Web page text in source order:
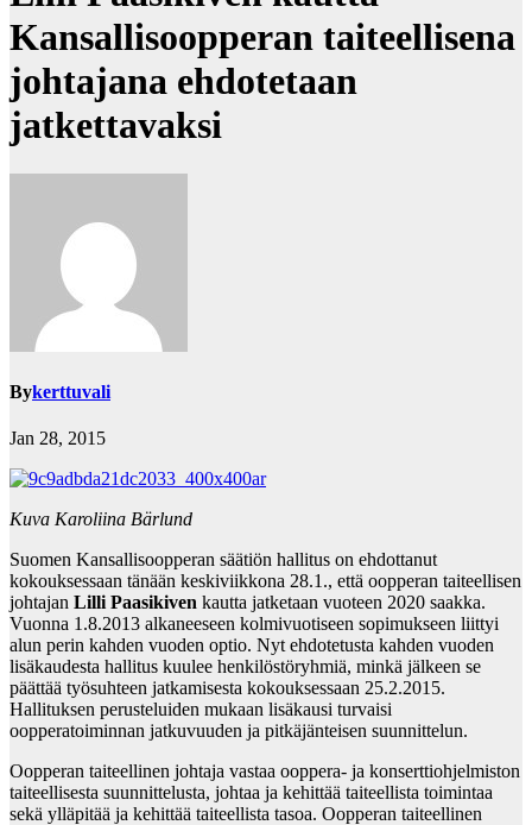
Kansallisoopperan taiteellisena
johtajana ehdotetaan
jatkettavaksi
Bykerttuvali
Jan 28, 2015
Kuva Karoliina Bärlund
Suomen Kansallisoopperan säätiön hallitus on ehdottanut
kokouksessaan tänään keskiviikkona 28.1., että oopperan taiteellisen
johtajan Lilli Paasikiven kautta jatketaan vuoteen 2020 saakka.
Vuonna 1.8.2013 alkaneeseen kolmivuotiseen sopimukseen liittyi
alun perin kahden vuoden optio. Nyt ehdotetusta kahden vuoden
lisäkaudesta hallitus kuulee henkilöstöryhmiä, minkä jälkeen se
päättää työsuhteen jatkamisesta kokouksessaan 25.2.2015.
Hallituksen perusteluiden mukaan lisäkausi turvaisi
oopperatoiminnan jatkuvuuden ja pitkäjänteisen suunnittelun.
Oopperan taiteellinen johtaja vastaa ooppera- ja konserttiohjelmiston
taiteellisesta suunnittelusta, johtaa ja kehittää taiteellista toimintaa
sekä ylläpitää ja kehittää taiteellista tasoa. Oopperan taiteellinen